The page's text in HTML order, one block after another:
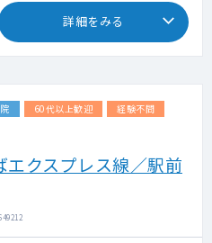
詳細をみる
60代以上歓迎
経験不問
エクスプレス線／駅前